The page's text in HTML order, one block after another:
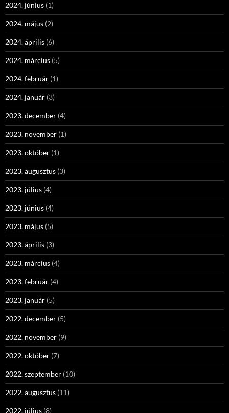
2024. június (1)
2024. május (2)
2024. április (6)
2024. március (5)
2024. február (1)
2024. január (3)
2023. december (4)
2023. november (1)
2023. október (1)
2023. augusztus (3)
2023. július (4)
2023. június (4)
2023. május (5)
2023. április (3)
2023. március (4)
2023. február (4)
2023. január (5)
2022. december (5)
2022. november (9)
2022. október (7)
2022. szeptember (10)
2022. augusztus (11)
2022. július (8)